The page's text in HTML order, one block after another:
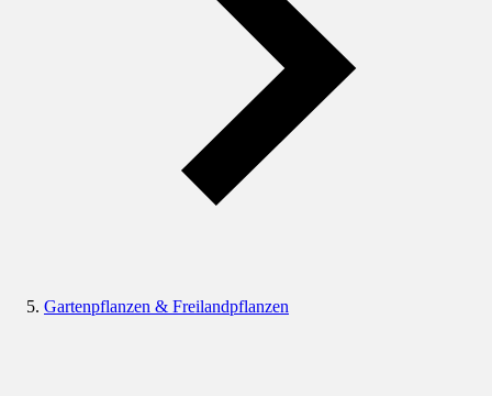
Gartenpflanzen & Freilandpflanzen